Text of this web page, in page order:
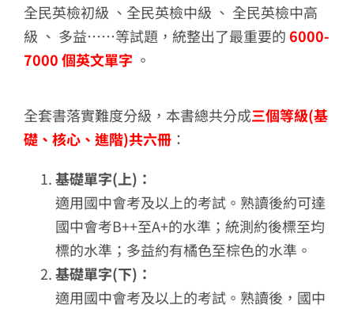
全民英檢初級 、全民英檢中級 、 全民英檢中高
級 、 多益……等試題，統整出了最重要的6000-
7000 個英文單字 。
全套書落實難度分級，本書總共分成三個等級(基
礎、核心、進階)共六冊：
基礎單字(上)：
適用國中會考及以上的考試。熟讀後約可達
國中會考B++至A+的水準；統測約後標至均
標的水準；多益約有橘色至棕色的水準。
基礎單字(下)：
適用國中會考及以上的考試。熟讀後，國中